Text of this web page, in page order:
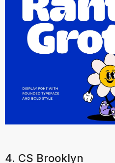
4. CS Brooklyn